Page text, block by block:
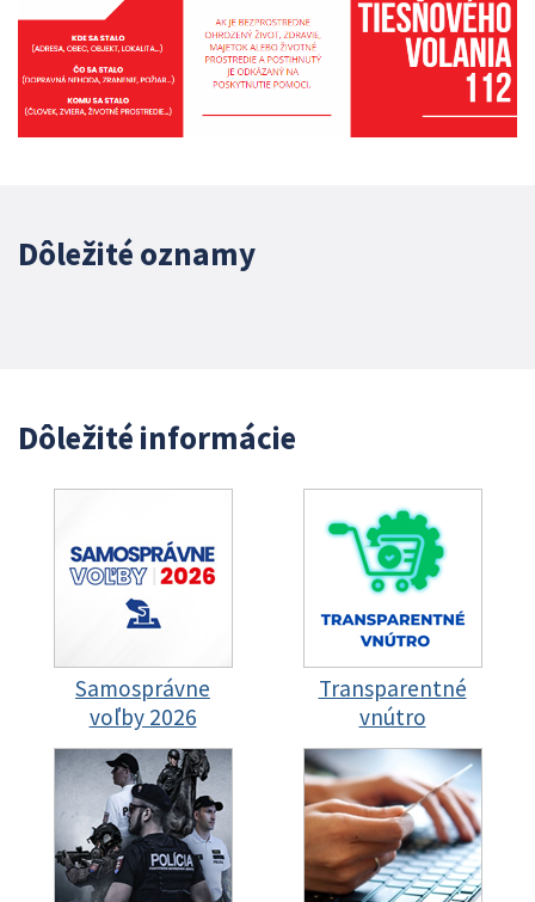
Dôležité oznamy
Dôležité informácie
Samosprávne
voľby 2026
Transparentné
vnútro